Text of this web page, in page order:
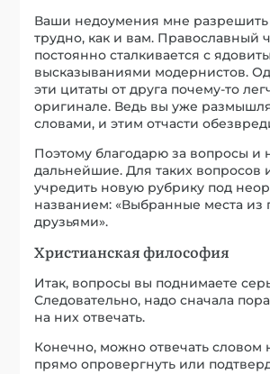
Ваши недоумения мне разрешить
трудно, как и вам. Православный
постоянно сталкивается с
высказываниями модернистов.
эти цитаты от друга почему-то
оригинале. Ведь вы уже
словами, и этим отчасти
Поэтому благодарю за вопросы и
дальнейшие. Для таких вопросов
учредить новую рубрику под
названием: «Выбранные места из
друзьями».
Христианская философия
Итак, вопросы вы поднимаете
Следовательно, надо сначала
на них отвечать.
Конечно, можно отвечать словом
прямо опровергнуть или